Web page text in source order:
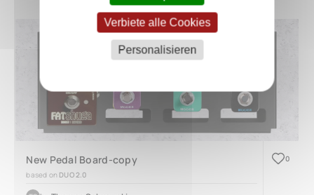
Verbiete alle Cookies
Personalisieren
New Pedal Board-copy
based on DUO 2.0
0